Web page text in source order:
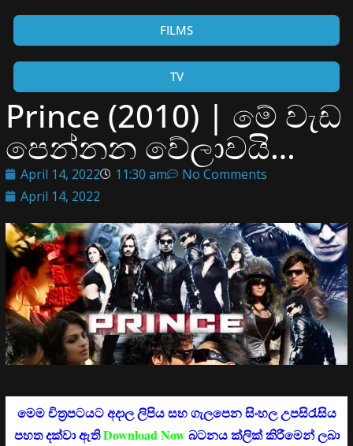
FILMS
TV
Prince (2010) | මේ වැඩ
පෙන්නන වේලාවයි…
April 14, 2022 11:30 am
No Comments
April 14, 2022
මෙම චිත්‍රපටයට අදාල ලිපිය සහ ගැලපෙන සිංහල උපසිරැසිය
පහත දක්වා ඇතිDownload Nowබටනය ක්ලික් කිරීමෙන් ලබා